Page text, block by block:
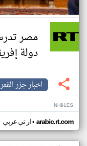
مصر
دولة
اخبار جزر القمر
NH91ES
ار تي عربي• arabic.rt.com